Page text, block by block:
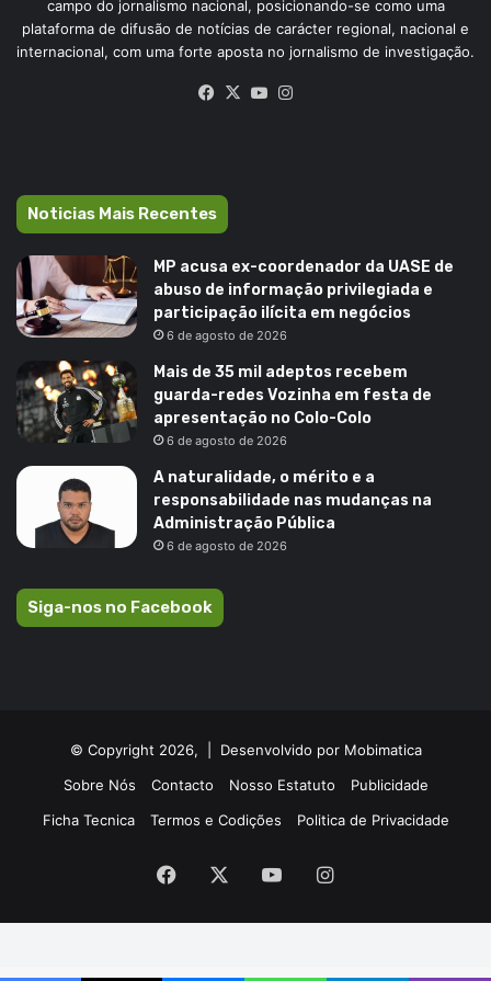
campo do jornalismo nacional, posicionando-se como uma
plataforma de difusão de notícias de carácter regional, nacional e
internacional, com uma forte aposta no jornalismo de investigação.
Facebook
X YouTube
Noticias Mais Recentes
MP acusa ex-coordenador da UASE de
abuso de informação privilegiada e
participação ilícita em negócios
6 de agosto de 2026
Mais de 35 mil adeptos recebem
guarda-redes Vozinha em festa de
apresentação no Colo-Colo
6 de agosto de 2026
A naturalidade, o mérito e a
responsabilidade nas mudanças na
Administração Pública
6 de agosto de 2026
Siga-nos no Facebook
© Copyright 2026, | Desenvolvido por Mobimatica
Sobre Nós
Contacto Nosso Estatuto
Publicidade
Ficha Tecnica
Termos e Codições Politica de Privacidade
Facebook YouTubeInstagram